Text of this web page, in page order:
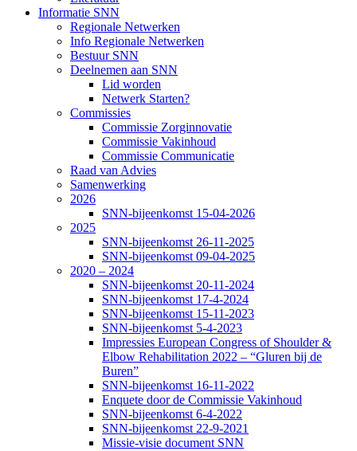
Informatie SNN
Regionale Netwerken
Info Regionale Netwerken
Bestuur SNN
Deelnemen aan SNN
Lid worden
Netwerk Starten?
Commissies
Commissie Zorginnovatie
Commissie Vakinhoud
Commissie Communicatie
Raad van Advies
Samenwerking
2026
SNN-bijeenkomst 15-04-2026
2025
SNN-bijeenkomst 26-11-2025
SNN-bijeenkomst 09-04-2025
2020 – 2024
SNN-bijeenkomst 20-11-2024
SNN-bijeenkomst 17-4-2024
SNN-bijeenkomst 15-11-2023
SNN-bijeenkomst 5-4-2023
Impressies European Congress of Shoulder &
Elbow Rehabilitation 2022 – “Gluren bij de
Buren”
SNN-bijeenkomst 16-11-2022
Enquete door de Commissie Vakinhoud
SNN-bijeenkomst 6-4-2022
SNN-bijeenkomst 22-9-2021
Missie-visie document SNN